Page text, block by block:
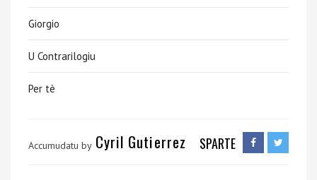
Giorgio
U Contrarilogiu
Per tè
Accumudatu by Cyril Gutierrez SPARTE